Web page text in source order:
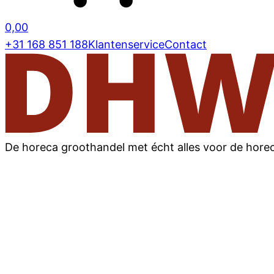
0,00
+31 168 851 188KlantenserviceContact
De horeca groothandel met écht alles voor de